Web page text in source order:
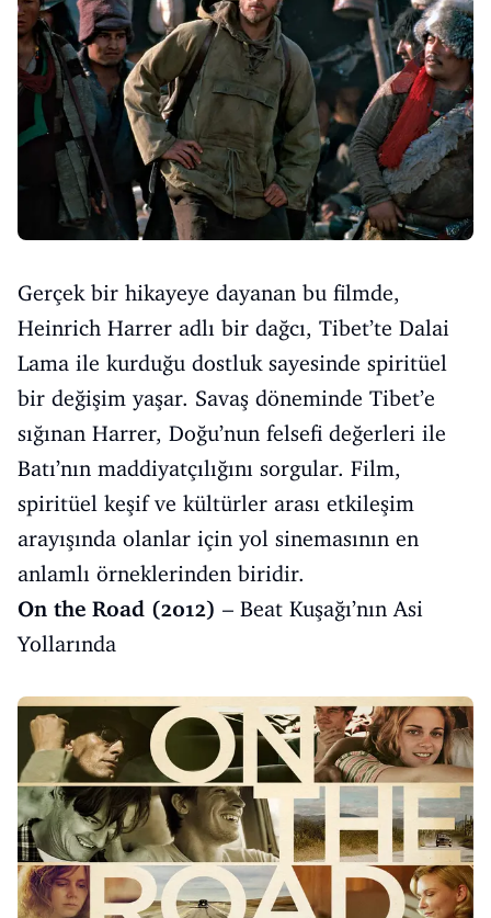
Gerçek bir hikayeye dayanan bu filmde,
Heinrich Harrer adlı bir dağcı, Tibet’te Dalai
Lama ile kurduğu dostluk sayesinde spiritüel
bir değişim yaşar. Savaş döneminde Tibet’e
sığınan Harrer, Doğu’nun felsefi değerleri ile
Batı’nın maddiyatçılığını sorgular. Film,
spiritüel keşif ve kültürler arası etkileşim
arayışında olanlar için yol sinemasının en
anlamlı örneklerinden biridir.
On the Road (2012) – Beat Kuşağı’nın Asi
Yollarında